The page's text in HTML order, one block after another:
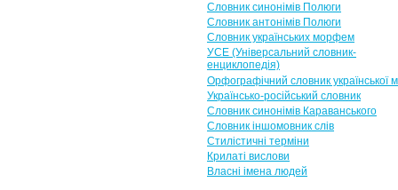
Словник синонімів Полюги
Словник антонімів Полюги
Словник українських морфем
УСЕ (Універсальний словник-
енциклопедія)
Орфографічний словник української
Українсько-російський словник
Словник синонімів Караванського
Словник іншомовник слів
Стилістичні терміни
Крилаті вислови
Власні імена людей